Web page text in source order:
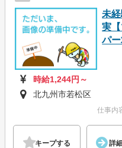
未
実
パー
時給1,244円～
北九州市若松区
仕事内
キープする 詳